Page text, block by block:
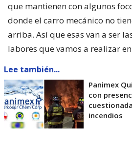
que mantienen con algunos
donde el carro mecánico no
arriba. Así que esas van a ser
labores que vamos a realizar
Lee también...
Panimex
con
incendios